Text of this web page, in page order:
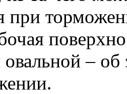
при
овальной –